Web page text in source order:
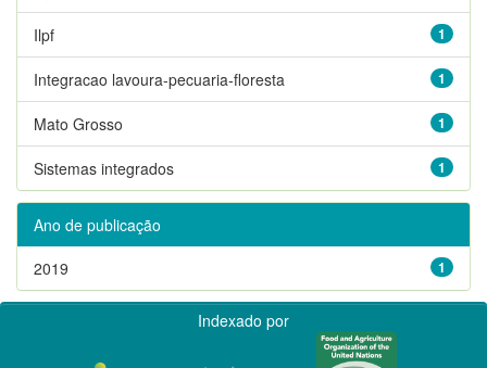
1
Ilpf
1
Integracao lavoura-pecuaria-floresta
1
Mato Grosso
1
Sistemas integrados
Ano de publicação
1
2019
Indexado por